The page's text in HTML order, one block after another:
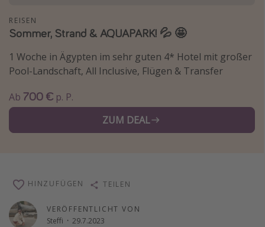
Städtereisen
Wellnessurlaub
Kurzurlaub
Reise Journal
Schönste Naturwunder der Welt
Digital Nomad Tipps
REISEN
Sommer, Strand & AQUAPARK! 💦 🤩
1 Woche in Ägypten im sehr guten 4* Hotel mit großer
Pool-Landschaft, All Inclusive, Flügen & Transfer
Ab 700 € p. P.
ZUM DEAL
VERÖFFENTLICHT VON
Steffi · 29.7.2023
HINZUFÜGEN TEILEN